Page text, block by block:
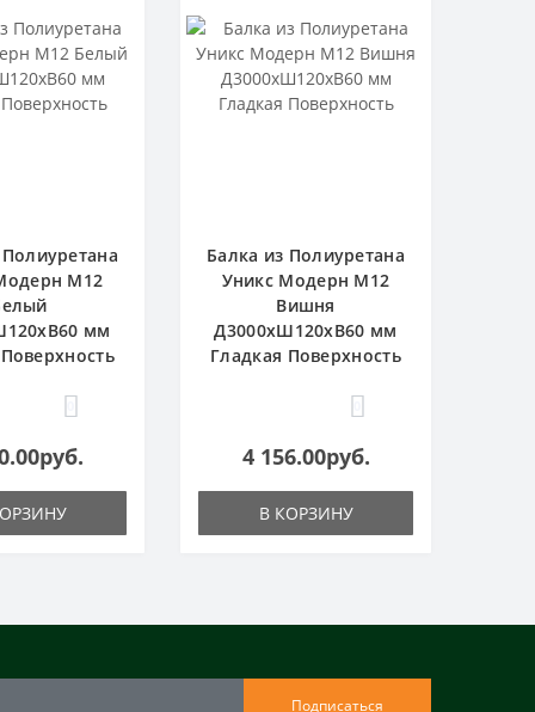
М12
мм
Балка из Полиуретана
Уникс Модерн М12
Вишня
Д3000хШ120хВ60 мм
Гладкая Поверхность
4 156.00руб.
В КОРЗИНУ
Подписаться